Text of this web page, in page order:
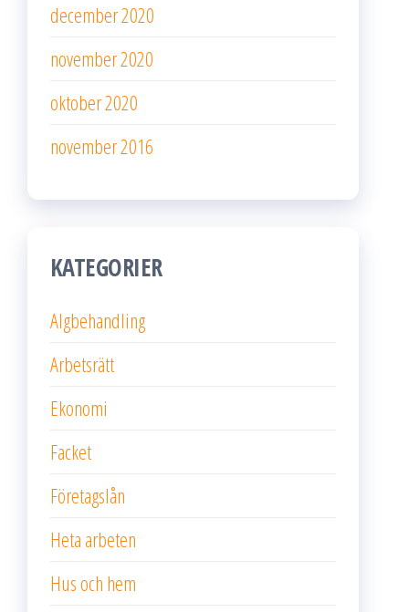
december 2020
november 2020
oktober 2020
november 2016
KATEGORIER
Algbehandling
Arbetsrätt
Ekonomi
Facket
Företagslån
Heta arbeten
Hus och hem